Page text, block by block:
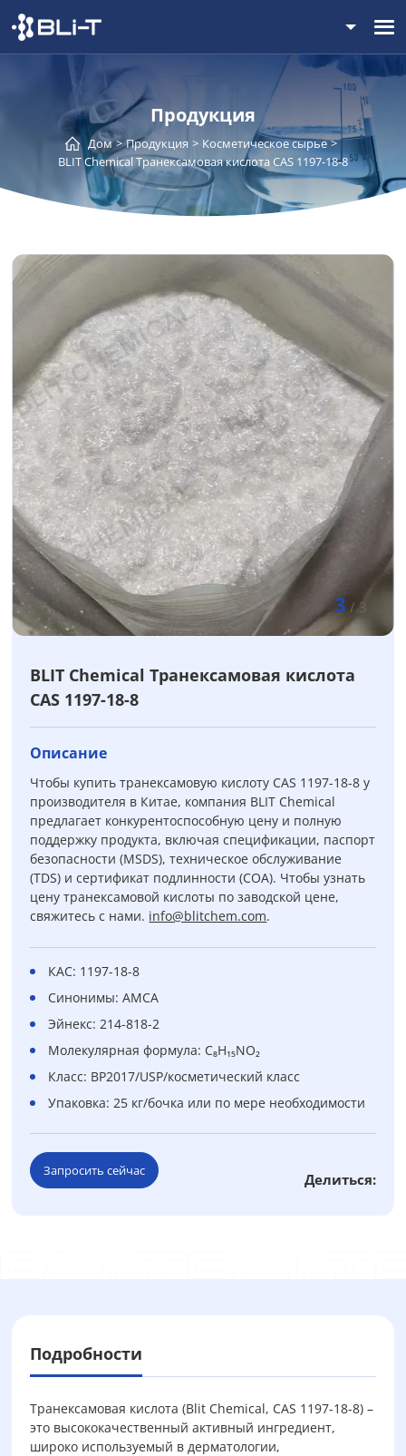
Продукция
Дом Продукция
Косметическое сырье
BLIT Chemical Транексамовая кислота CAS 1197-18-8
3 /3
BLIT Chemical Транексамовая кислота
CAS 1197-18-8
Описание
Чтобы купить транексамовую кислоту CAS 1197-18-8 у
производителя в Китае, компания BLIT Chemical
предлагает конкурентоспособную цену и полную
поддержку продукта, включая спецификации, паспорт
безопасности (MSDS), техническое обслуживание
(TDS) и сертификат подлинности (COA). Чтобы узнать
цену транексамовой кислоты по заводской цене,
свяжитесь с нами. info@blitchem.com.
КАС: 1197-18-8
Синонимы: AMCA
Эйнекс: 214-818-2
Молекулярная формула: C₈H₁₅NO₂
Класс: BP2017/USP/косметический класс
Упаковка: 25 кг/бочка или по мере необходимости
Запросить сейчас Делиться:
Подробности
Транексамовая кислота (Blit Chemical, CAS 1197-18-8) –
это высококачественный активный ингредиент,
широко используемый в дерматологии,